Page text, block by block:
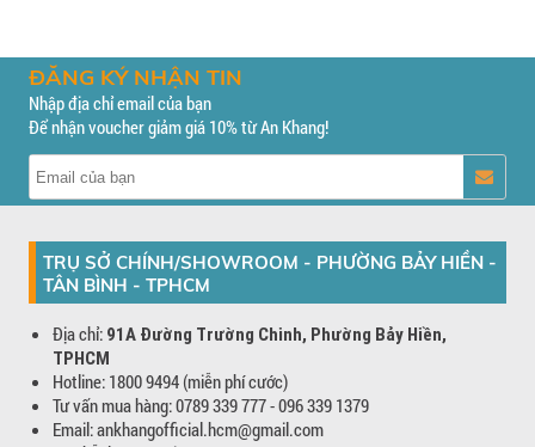
ĐĂNG KÝ NHẬN TIN
Nhập địa chỉ email của bạn
Để nhận voucher giảm giá 10% từ An Khang!
TRỤ SỞ CHÍNH/SHOWROOM - PHƯỜNG BẢY HIỀN -
TÂN BÌNH - TPHCM
Địa chỉ: 91A Đường Trường Chinh, Phường Bảy Hiền,
TPHCM
Hotline: 1800 9494 (miễn phí cước)
Tư vấn mua hàng: 0789 339 777 - 096 339 1379
Email: ankhangofficial.hcm@gmail.com